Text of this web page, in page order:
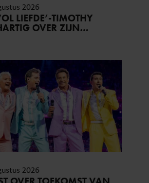
2026
LIEFDE’-TIMOTHY
OVER ZIJN
2026